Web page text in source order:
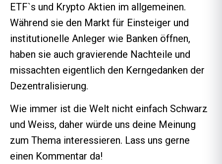
ETF`s und Krypto Aktien im allgemeinen.
Während sie den Markt für Einsteiger und
institutionelle Anleger wie Banken öffnen,
haben sie auch gravierende Nachteile und
missachten eigentlich den Kerngedanken der
Dezentralisierung.
Wie immer ist die Welt nicht einfach Schwarz
und Weiss, daher würde uns deine Meinung
zum Thema interessieren. Lass uns gerne
einen Kommentar da!